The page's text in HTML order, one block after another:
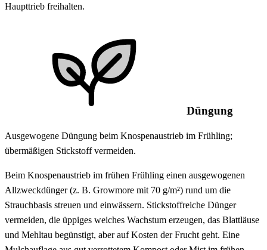
Haupttrieb freihalten.
Düngung
Ausgewogene Düngung beim Knospenaustrieb im Frühling;
übermäßigen Stickstoff vermeiden.
Beim Knospenaustrieb im frühen Frühling einen ausgewogenen
Allzweckdünger (z. B. Growmore mit 70 g/m²) rund um die
Strauchbasis streuen und einwässern. Stickstoffreiche Dünger
vermeiden, die üppiges weiches Wachstum erzeugen, das Blattläuse
und Mehltau begünstigt, aber auf Kosten der Frucht geht. Eine